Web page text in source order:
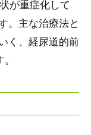
が重症化して
。主な治療法と
く、経尿道的前